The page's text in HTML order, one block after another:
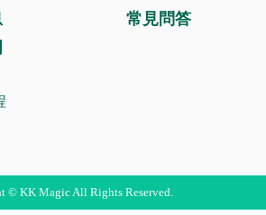
常見問答
© KK Magic All Rights Reserved.